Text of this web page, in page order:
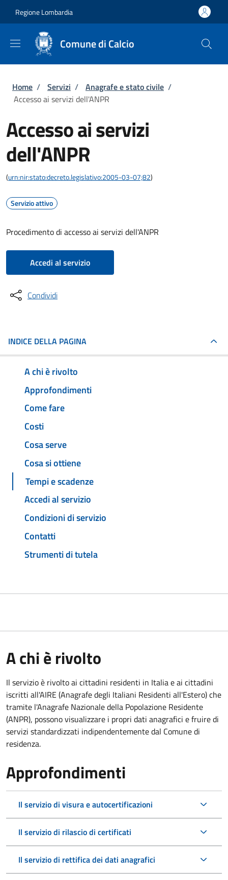
Regione Lombardia
Comune di Calcio
Briciole di pane
Home / Servizi / Anagrafe e stato civile /
Accesso ai servizi dell'ANPR
Accesso ai servizi
dell'ANPR
(urn:nir:stato:decreto.legislativo:2005-03-07;82)
Servizio attivo
Procedimento di accesso ai servizi dell'ANPR
Accedi al servizio
Condividi
INDICE DELLA PAGINA
A chi è rivolto
Approfondimenti
Come fare
Costi
Cosa serve
Cosa si ottiene
Tempi e scadenze
Accedi al servizio
Condizioni di servizio
Contatti
Strumenti di tutela
A chi è rivolto
Il servizio è rivolto ai cittadini residenti in Italia e ai cittadini
iscritti all'AIRE (Anagrafe degli Italiani Residenti all'Estero) che
tramite l'Anagrafe Nazionale della Popolazione Residente
(ANPR), possono visualizzare i propri dati anagrafici e fruire di
servizi standardizzati indipendentemente dal Comune di
residenza.
Approfondimenti
Il servizio di visura e autocertificazioni
Il servizio di rilascio di certificati
Il servizio di rettifica dei dati anagrafici